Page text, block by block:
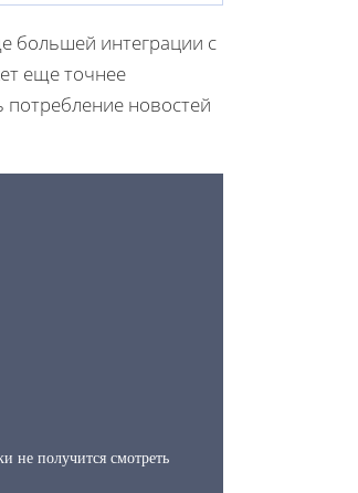
большей интеграции с
еще точнее
потребление новостей